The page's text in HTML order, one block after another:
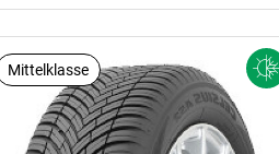
Mittelklasse